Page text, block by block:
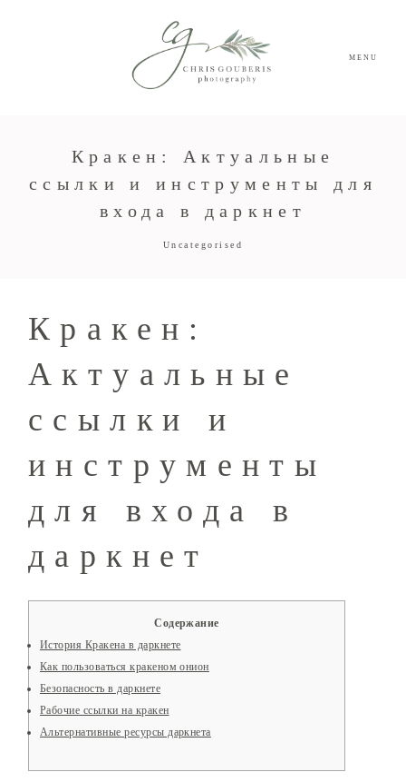
MENU
Кракен: Актуальные
ссылки и инструменты для
входа в даркнет
Uncategorised
Кракен:
Актуальные
ссылки и
инструменты
для входа в
даркнет
Содержание
История Кракена в даркнете
Как пользоваться кракеном онион
Безопасность в даркнете
Рабочие ссылки на кракен
Альтернативные ресурсы даркнета